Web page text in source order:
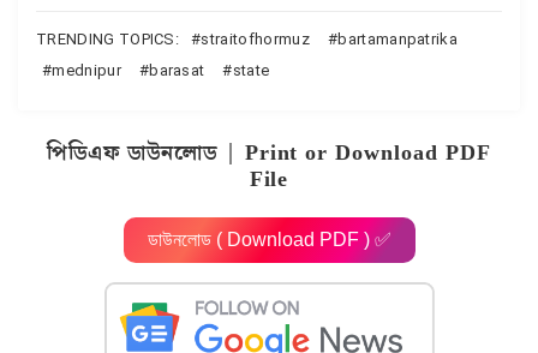
TRENDING TOPICS: straitofhormuz
bartamanpatrika
mednipur
barasat state
পিডিএফ ডাউনলোড | Print or Download PDF
File
ডাউনলোড ( Download PDF ) ✅